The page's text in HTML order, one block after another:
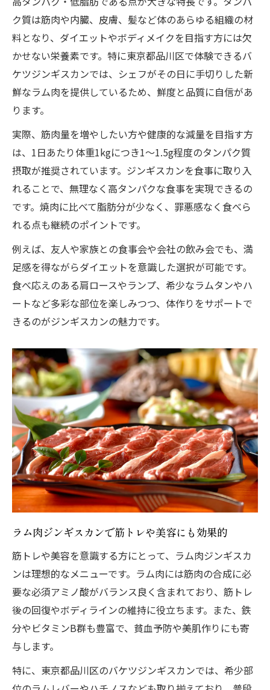
ク質は筋肉や内臓、皮膚、髪など体のあらゆる組織の材
料となり、ダイエットやボディメイクを目指す方には欠
かせない栄養素です。特に東京都品川区で体験できるバ
ケツジンギスカンでは、シェフがその日に手切りした新
鮮なラム肉を提供しているため、鮮度と品質に自信があ
ります。
実際、筋肉量を増やしたい方や健康的な減量を目指す方
は、1日あたり体重1kgにつき1〜1.5g程度のタンパク質
摂取が推奨されています。ジンギスカンを食事に取り入
れることで、無理なく高タンパクな食事を実現できるの
です。焼肉に比べて脂肪分が少なく、罪悪感なく食べら
れる点も継続のポイントです。
例えば、友人や家族との食事会や会社の飲み会でも、満
足感を得ながらダイエットを意識した選択が可能です。
食べ応えのある肩ロースやランプ、希少なラムタンやハ
ートなど多彩な部位を楽しみつつ、体作りをサポートで
きるのがジンギスカンの魅力です。
ラム肉ジンギスカンで筋トレや美容にも効果的
筋トレや美容を意識する方にとって、ラム肉ジンギスカ
ンは理想的なメニューです。ラム肉には筋肉の合成に必
要な必須アミノ酸がバランス良く含まれており、筋トレ
後の回復やボディラインの維持に役立ちます。また、鉄
分やビタミンB群も豊富で、貧血予防や美肌作りにも寄
与します。
特に、東京都品川区のバケツジンギスカンでは、希少部